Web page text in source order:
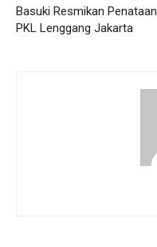
Basuki Resmikan Penataan
PKL Lenggang Jakarta